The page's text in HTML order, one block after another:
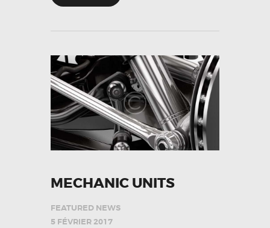
MECHANIC UNITS
FEATURED NEWS
5 FÉVRIER 2017